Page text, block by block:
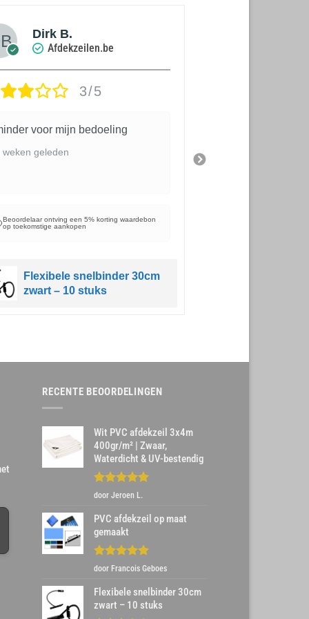
Dirk B.
Afdekzeilen.be
3/5
voor mijn bedoeling
weken geleden
Beoordelaar ontving een 5% korting waardebon
op toekomstige aankopen
Flexibele snelbinder 30cm
zwart – 10 stuks
RECENTE BEOORDELINGEN
Wit PVC afdekzeil 3x4m
400gr/m² | Zwaar,
Waterdicht & UV-bestendig
Gewaardeerd
door Jeroen L.
PVC afdekzeil op maat
gemaakt
Gewaardeerd
door Francois Geboes
Flexibele snelbinder 30cm
zwart – 10 stuks